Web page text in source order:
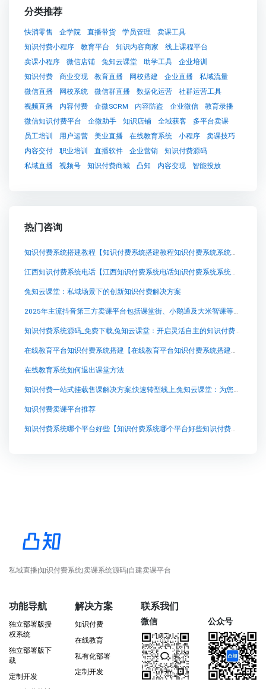
分类推荐
快消零售 企学院 直播带货 学员管理
卖课工具
知识付费小程序
教育平台 知识内容商家
线上课程平台
卖课小程序
微信店铺 兔知云课堂 助学工具
企业培训
知识付费
商业变现 教育直播 网校搭建 企业直播
私域流量
微信直播
网校系统 微信群直播 数据化运营
社群运营工具
视频直播
内容付费 企微SCRM 内容防盗 企业微信
教育录播
微信知识付费平台
企微助手 知识店铺 全域获客
多平台卖课
员工培训
用户运营 美业直播 在线教育系统 小程序
卖课技巧
内容交付
职业培训 直播软件 企业营销
知识付费源码
私域直播
视频号 知识付费商城 凸知 内容变现 智能投放
热门咨询
知识付费系统搭建教程【知识付费系统搭建教程知识付费系统系统怎么制作，知识付费系统搭建使用教程】
江西知识付费系统电话【江西知识付费系统电话知识付费系统系统怎么制作，知识付费系统搭建使用教程】
兔知云课堂：私域场景下的创新知识付费解决方案
2025年主流抖音第三方卖课平台包括课堂街、小鹅通及大米智课等，这些平台为
知识付费系统源码_免费下载,兔知云课堂：开启灵活自主的知识付费之旅
在线教育平台知识付费系统搭建【在线教育平台知识付费系统搭建知识付费系统系统怎么制作，知识付费系统搭建使用教程】
在线教育系统如何退出课堂方法
知识付费一站式挂载售课解决方案,快速转型线上,兔知云课堂：为您打造个性化知识付费平台
知识付费卖课平台推荐
知识付费系统哪个平台好些【知识付费系统哪个平台好些知识付费系统系统怎么制作，知识付费系统搭建使用教程】
私域直播|知识付费系统|卖课系统源码|自建卖课平台
功能导航
独立部署版授
权系统
独立部署版下
载
定制开发
解决方案
知识付费
在线教育
私有化部署
定制开发
联系我们
微信 公众号